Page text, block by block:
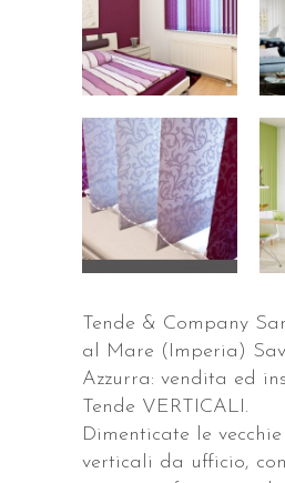
Tende & Company
al Mare (Imperia)
Azzurra: vendita ed
Tende VERTICALI.
Dimenticate le vecchie
verticali da ufficio,